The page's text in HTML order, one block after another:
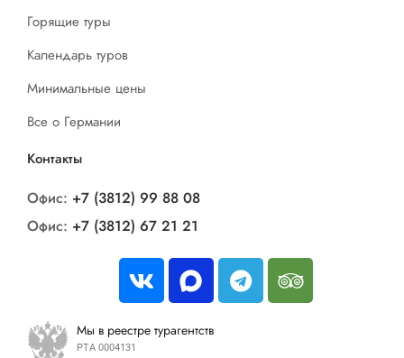
Горящие туры
Календарь туров
Минимальные цены
Все о Германии
Контакты
Офис: +7 (3812) 99 88 08
Офис: +7 (3812) 67 21 21
Мы в реестре турагентств
РТА 0004131